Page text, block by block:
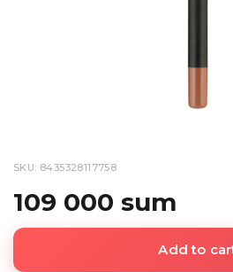
SKU: 8435328117758
109 000 sum
Add to